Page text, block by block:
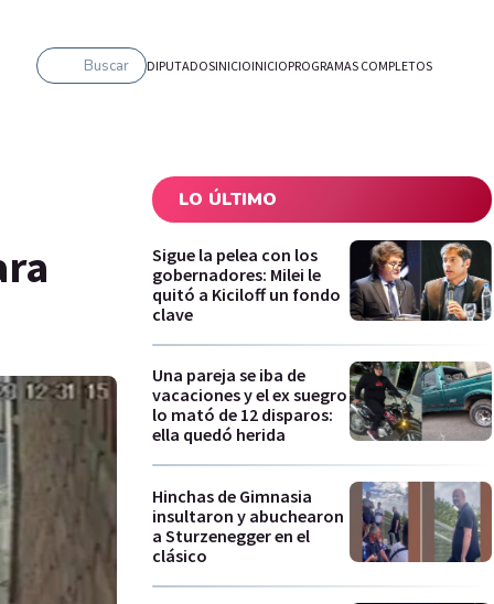
Buscar DIPUTADOSINICIOINICIOPROGRAMAS COMPLETOS
LO ÚLTIMO
Sigue la pelea con los
gobernadores: Milei le
quitó a Kiciloff un fondo
clave
Una pareja se iba de
vacaciones y el ex suegro
lo mató de 12 disparos:
ella quedó herida
Hinchas de Gimnasia
insultaron y abuchearon
a Sturzenegger en el
clásico